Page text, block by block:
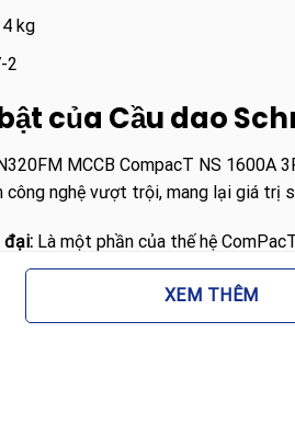
kg
2
của Cầu dao
MCCB CompacT NS 1600A
công nghệ vượt trội, mang lại giá trị
đại: Là một phần của thế hệ
sát các phụ kiện bên trong và tay
XEM THÊM